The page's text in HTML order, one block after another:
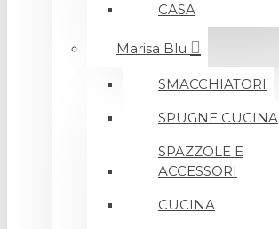
CASA
Marisa Blu
SMACCHIATORI
SPUGNE CUCINA
SPAZZOLE E
ACCESSORI
CUCINA